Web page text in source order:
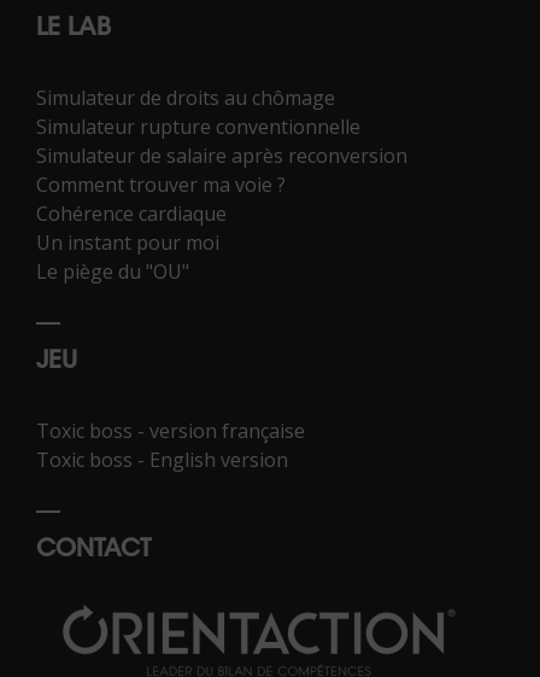
LE LAB
Simulateur de droits au chômage
Simulateur rupture conventionnelle
Simulateur de salaire après reconversion
Comment trouver ma voie ?
Cohérence cardiaque
Un instant pour moi
Le piège du "OU"
JEU
Toxic boss - version française
Toxic boss - English version
CONTACT